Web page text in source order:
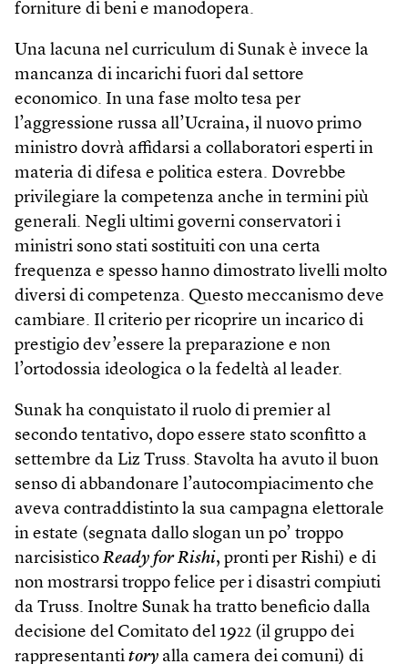
forniture di beni e manodopera.
Una lacuna nel curriculum di Sunak è invece la
mancanza di incarichi fuori dal settore
economico. In una fase molto tesa per
l’aggressione russa all’Ucraina, il nuovo primo
ministro dovrà affidarsi a collaboratori esperti in
materia di difesa e politica estera. Dovrebbe
privilegiare la competenza anche in termini più
generali. Negli ultimi governi conservatori i
ministri sono stati sostituiti con una certa
frequenza e spesso hanno dimostrato livelli molto
diversi di competenza. Questo meccanismo deve
cambiare. Il criterio per ricoprire un incarico di
prestigio dev’essere la preparazione e non
l’ortodossia ideologica o la fedeltà al leader.
Sunak ha conquistato il ruolo di premier al
secondo tentativo, dopo essere stato sconfitto a
settembre da Liz Truss. Stavolta ha avuto il buon
senso di abbandonare l’autocompiacimento che
aveva contraddistinto la sua campagna elettorale
in estate (segnata dallo slogan un po’ troppo
narcisistico Ready for Rishi, pronti per Rishi) e di
non mostrarsi troppo felice per i disastri compiuti
da Truss. Inoltre Sunak ha tratto beneficio dalla
decisione del Comitato del 1922 (il gruppo dei
rappresentanti tory alla camera dei comuni) di